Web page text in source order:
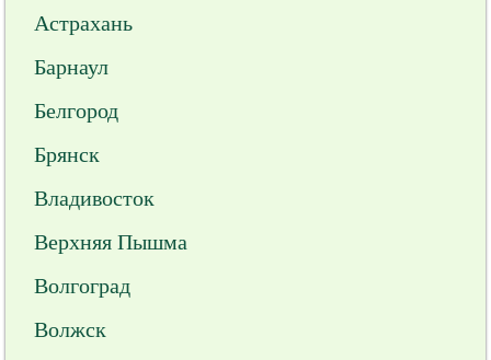
Астрахань
Барнаул
Белгород
Брянск
Владивосток
Верхняя Пышма
Волгоград
Волжск